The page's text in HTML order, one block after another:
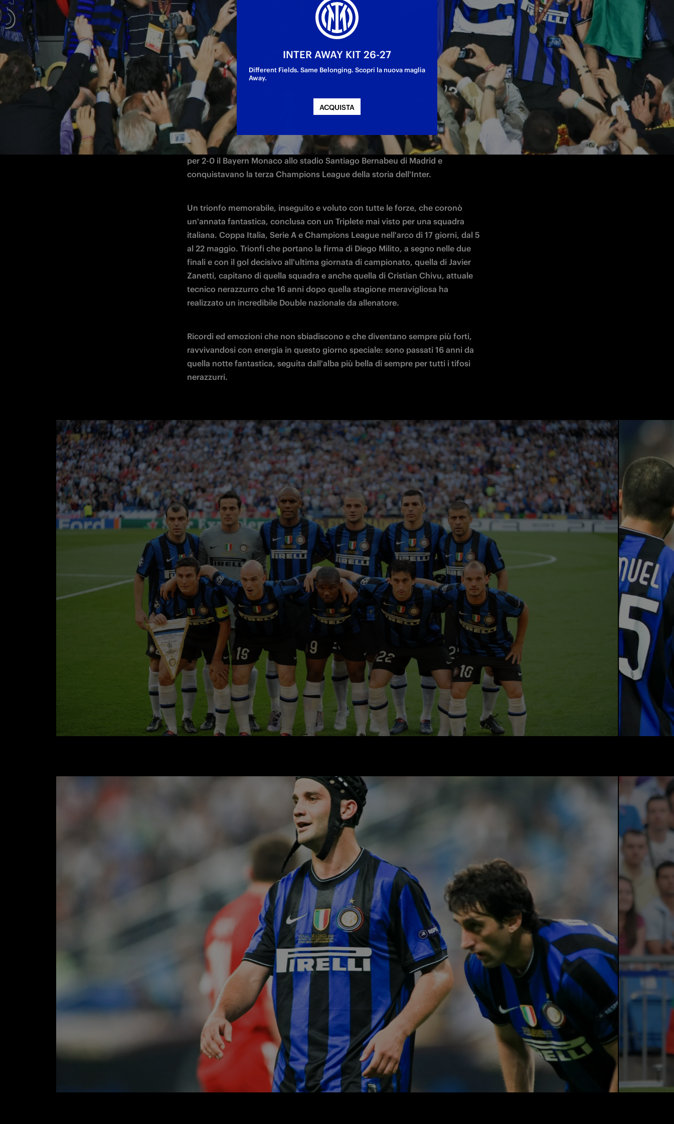
Il 22 maggio 2010 l'Inter conquista la sua terza Champions League battendo il Bayern Monaco, completando un leggendario
Triplete
Una notte indimenticabile, una notte che ha segnato la storia dell'Inter e del
calcio italiano: il 22 maggio del 2010 i nerazzurri di José Mourinho battevano
per 2-0 il Bayern Monaco allo stadio Santiago Bernabeu di Madrid e
conquistavano la terza Champions League della storia dell'Inter.
Un trionfo memorabile, inseguito e voluto con tutte le forze, che coronò
un'annata fantastica, conclusa con un Triplete mai visto per una squadra
italiana. Coppa Italia, Serie A e Champions League nell'arco di 17 giorni, dal 5
al 22 maggio. Trionfi che portano la firma di Diego Milito, a segno nelle due
finali e con il gol decisivo all'ultima giornata di campionato, quella di Javier
Zanetti, capitano di quella squadra e anche quella di Cristian Chivu, attuale
tecnico nerazzurro che 16 anni dopo quella stagione meravigliosa ha
realizzato un incredibile Double nazionale da allenatore.
Ricordi ed emozioni che non sbiadiscono e che diventano sempre più forti,
ravvivandosi con energia in questo giorno speciale: sono passati 16 anni da
quella notte fantastica, seguita dall'alba più bella di sempre per tutti i tifosi
nerazzurri.
INTER AWAY KIT 26-27
Different Fields. Same Belonging. Scopri la nuova maglia
Away.
ACQUISTA